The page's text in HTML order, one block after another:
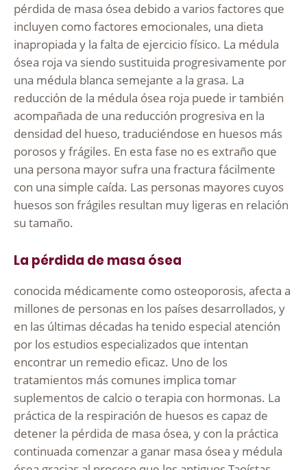
pérdida de masa ósea debido a varios factores que
incluyen como factores emocionales, una dieta
inapropiada y la falta de ejercicio físico. La médula
ósea roja va siendo sustituida progresivamente por
una médula blanca semejante a la grasa. La
reducción de la médula ósea roja puede ir también
acompañada de una reducción progresiva en la
densidad del hueso, traduciéndose en huesos más
porosos y frágiles. En esta fase no es extraño que
una persona mayor sufra una fractura fácilmente
con una simple caída. Las personas mayores cuyos
huesos son frágiles resultan muy ligeras en relación
su tamaño.
La pérdida de masa ósea
conocida médicamente como osteoporosis, afecta a
millones de personas en los países desarrollados, y
en las últimas décadas ha tenido especial atención
por los estudios especializados que intentan
encontrar un remedio eficaz. Uno de los
tratamientos más comunes implica tomar
suplementos de calcio o terapia con hormonas. La
práctica de la respiración de huesos es capaz de
detener la pérdida de masa ósea, y con la práctica
continuada comenzar a ganar masa ósea y médula